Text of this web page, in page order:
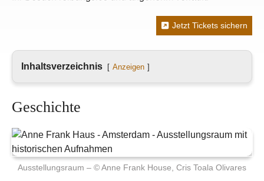
Jetzt Tickets sichern
Inhaltsverzeichnis Anzeigen
Geschichte
Ausstellungsraum – © Anne Frank House, Cris Toala Olivares